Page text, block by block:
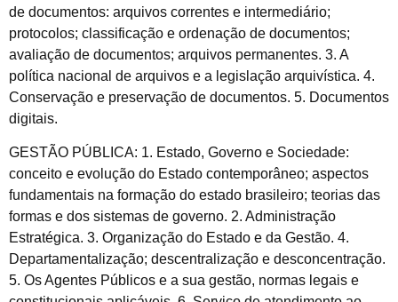
de documentos: arquivos correntes e intermediário;
protocolos; classificação e ordenação de documentos;
avaliação de documentos; arquivos permanentes. 3. A
política nacional de arquivos e a legislação arquivística. 4.
Conservação e preservação de documentos. 5. Documentos
digitais.
GESTÃO PÚBLICA: 1. Estado, Governo e Sociedade:
conceito e evolução do Estado contemporâneo; aspectos
fundamentais na formação do estado brasileiro; teorias das
formas e dos sistemas de governo. 2. Administração
Estratégica. 3. Organização do Estado e da Gestão. 4.
Departamentalização; descentralização e desconcentração.
5. Os Agentes Públicos e a sua gestão, normas legais e